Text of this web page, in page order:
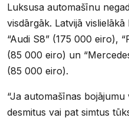
Luksusa automašīnu
visdārgāk. Latvijā
“Audi S8” (175 000 eiro),
(85 000 eiro) un
(85 000 eiro).
“Ja automašīnas
desmitus vai pat simtus